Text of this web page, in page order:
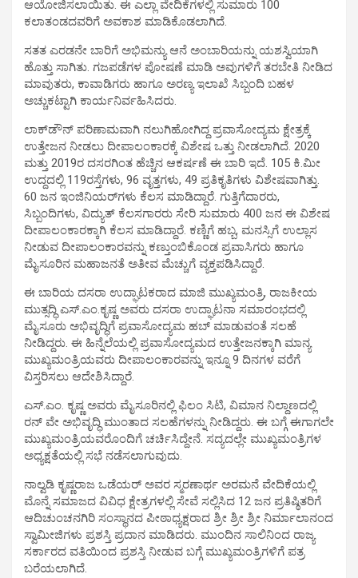
ಆಯೋಜಿಸಲಾಯಿತು. ಈ ಎಲ್ಲಾ ವೇದಿಕೆಗಳಲ್ಲಿ ಸುಮಾರು 100
ಕಲಾತಂಡದವರಿಗೆ ಅವಕಾಶ ಮಾಡಿಕೊಡಲಾಗಿದೆ.
ಸತತ ಎರಡನೇ ಬಾರಿಗೆ ಅಭಿಮನ್ಯು ಆನೆ ಅಂಬಾರಿಯನ್ನು ಯಶಸ್ವಿಯಾಗಿ
ಹೊತ್ತು ಸಾಗಿತು. ಗಜಪಡೆಗಳ ಪೋಷಣೆ ಮಾಡಿ ಅವುಗಳಿಗೆ ತರಬೇತಿ ನೀಡಿದ
ಮಾವುತರು, ಕಾವಾಡಿಗರು ಹಾಗೂ ಅರಣ್ಯ ಇಲಾಖೆ ಸಿಬ್ಬಂದಿ ಬಹಳ
ಅಚ್ಚುಕಟ್ಟಾಗಿ ಕಾರ್ಯನಿರ್ವಹಿಸಿದರು.
ಲಾಕ್‌ಡೌನ್ ಪರಿಣಾಮವಾಗಿ ನಲುಗಿಹೋಗಿದ್ದ ಪ್ರವಾಸೋದ್ಯಮ ಕ್ಷೇತ್ರಕ್ಕೆ
ಉತ್ತೇಜನ ನೀಡಲು ದೀಪಾಲಂಕಾರಕ್ಕೆ ವಿಶೇಷ ಒತ್ತು ನೀಡಲಾಗಿದೆ. 2020
ಮತ್ತು 2019ರ ದಸರಗಿಂತ ಹೆಚ್ಚಿನ ಆಕರ್ಷಣೆ ಈ ಬಾರಿ ಇದೆ. 105 ಕಿ.ಮೀ
ಉದ್ದದಲ್ಲಿ 119ರಸ್ತೆಗಳು, 96 ವೃತ್ತಗಳು, 49 ಪ್ರತಿಕೃತಿಗಳು ವಿಶೇಷವಾಗಿತ್ತು.
60 ಜನ ಇಂಜಿನಿಯರ್‌ಗಳು ಕೆಲಸ ಮಾಡಿದ್ದಾರೆ. ಗುತ್ತಿಗೆದಾರರು,
ಸಿಬ್ಬಂದಿಗಳು, ವಿದ್ಯುತ್ ಕೆಲಸಗಾರರು ಸೇರಿ ಸುಮಾರು 400 ಜನ ಈ ವಿಶೇಷ
ದೀಪಾಲಂಕಾರಕ್ಕಾಗಿ ಕೆಲಸ ಮಾಡಿದ್ದಾರೆ. ಕಣ್ಣಿಗೆ ಹಬ್ಬ, ಮನಸ್ಸಿಗೆ ಉಲ್ಲಾಸ
ನೀಡುವ ದೀಪಾಲಂಕಾರವನ್ನು ಕಣ್ತುಂಬಿಕೊಂಡ ಪ್ರವಾಸಿಗರು ಹಾಗೂ
ಮೈಸೂರಿನ ಮಹಾಜನತೆ ಅತೀವ ಮೆಚ್ಚುಗೆ ವ್ಯಕ್ತಪಡಿಸಿದ್ದಾರೆ.
ಈ ಬಾರಿಯ ದಸರಾ ಉದ್ಘಾಟಕರಾದ ಮಾಜಿ ಮುಖ್ಯಮಂತ್ರಿ, ರಾಜಕೀಯ
ಮುತ್ಸದ್ಧಿ ಎಸ್.ಎಂ.ಕೃಷ್ಣ ಅವರು ದಸರಾ ಉದ್ಘಾಟನಾ ಸಮಾರಂಭದಲ್ಲಿ
ಮೈಸೂರು ಅಭಿವೃದ್ಧಿಗೆ ಪ್ರವಾಸೋದ್ಯಮ ಹಬ್ ಮಾಡುವಂತೆ ಸಲಹೆ
ನೀಡಿದ್ದರು. ಈ ಹಿನ್ನೆಲೆಯಲ್ಲಿ ಪ್ರವಾಸೋದ್ಯಮದ ಉತ್ತೇಜನಕ್ಕಾಗಿ ಮಾನ್ಯ
ಮುಖ್ಯಮಂತ್ರಿಯವರು ದೀಪಾಲಂಕಾರವನ್ನು ಇನ್ನೂ 9 ದಿನಗಳ ವರೆಗೆ
ವಿಸ್ತರಿಸಲು ಆದೇಶಿಸಿದ್ದಾರೆ.
ಎಸ್.ಎಂ. ಕೃಷ್ಣ ಅವರು ಮೈಸೂರಿನಲ್ಲಿ ಫಿಲಂ ಸಿಟಿ, ವಿಮಾನ ನಿಲ್ದಾಣದಲ್ಲಿ
ರನ್ ವೇ ಅಭಿವೃದ್ಧಿ ಮುಂತಾದ ಸಲಹೆಗಳನ್ನು ನೀಡಿದ್ದರು. ಈ ಬಗ್ಗೆ ಈಗಾಗಲೇ
ಮುಖ್ಯಮಂತ್ರಿಯವರೊಂದಿಗೆ ಚರ್ಚಿಸಿದ್ದೇನೆ. ಸದ್ಯದಲ್ಲೇ ಮುಖ್ಯಮಂತ್ರಿಗಳ
ಅಧ್ಯಕ್ಷತೆಯಲ್ಲಿ ಸಭೆ ನಡೆಸಲಾಗುವುದು.
ನಾಲ್ವಡಿ ಕೃಷ್ಣರಾಜ ಒಡೆಯರ್ ಅವರ ಸ್ಮರಣಾರ್ಥ ಅರಮನೆ ವೇದಿಕೆಯಲ್ಲಿ
ಮೊನ್ನೆ ಸಮಾಜದ ವಿವಿಧ ಕ್ಷೇತ್ರಗಳಲ್ಲಿ ಸೇವೆ ಸಲ್ಲಿಸಿದ 12 ಜನ ಪ್ರತಿಷ್ಠಿತರಿಗೆ
ಆದಿಚುಂಚನಗಿರಿ ಸಂಸ್ಥಾನದ ಪೀಠಾಧ್ಯಕ್ಷರಾದ ಶ್ರೀ ಶ್ರೀ ಶ್ರೀ ನಿರ್ಮಾಲಾನಂದ
ಸ್ವಾಮೀಜಿಗಳು ಪ್ರಶಸ್ತಿ ಪ್ರದಾನ ಮಾಡಿದರು. ಮುಂದಿನ ಸಾಲಿನಿಂದ ರಾಜ್ಯ
ಸರ್ಕಾರದ ವತಿಯಿಂದ ಪ್ರಶಸ್ತಿ ನೀಡುವ ಬಗ್ಗೆ ಮುಖ್ಯಮಂತ್ರಿಗಳಿಗೆ ಪತ್ರ
ಬರೆಯಲಾಗಿದೆ.